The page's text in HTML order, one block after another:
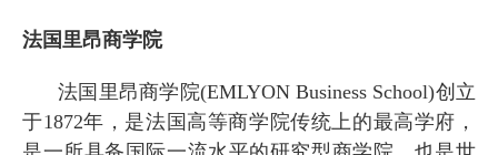
法国里昂商学院
法国里昂商学院(EMLYON Business School)创立
于1872年，是法国高等商学院传统上的最高学府，